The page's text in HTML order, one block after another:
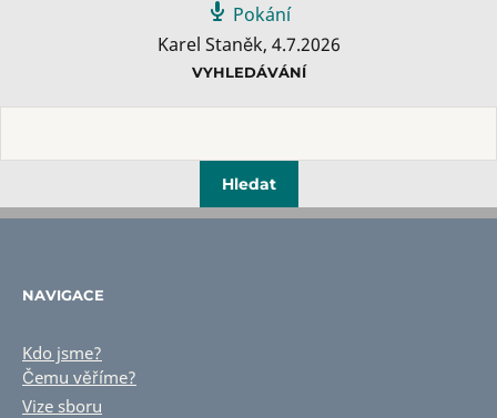
Pokání
Karel Staněk, 4.7.2026
VYHLEDÁVÁNÍ
NAVIGACE
Kdo jsme?
Čemu věříme?
Vize sboru